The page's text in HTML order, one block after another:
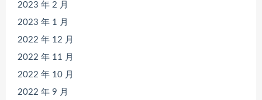
2023 年 2 月
2023 年 1 月
2022 年 12 月
2022 年 11 月
2022 年 10 月
2022 年 9 月